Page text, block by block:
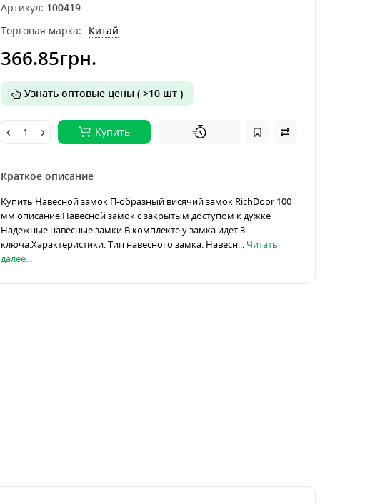
Артикул: 100419
Торговая марка:
Китай
366.85грн.
Узнать оптовые цены ( >10 шт )
Купить
Краткое описание
Купить Навесной замок П-образный висячий замок RichDoor 100
мм описание:Навесной замок с закрытым доступом к дужке
Надежные навесные замки.В комплекте у замка идет 3
ключа.Характеристики: Тип навесного замка: Навесн... Читать
далее...